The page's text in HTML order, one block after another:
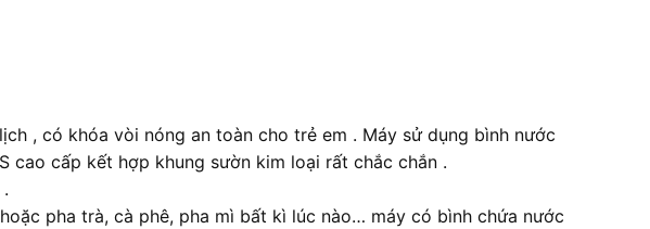
, có khóa vòi nóng an toàn cho trẻ em . Máy sử dụng bình nước
cao cấp kết hợp khung sườn kim loại rất chắc chắn .
pha trà, cà phê, pha mì bất kì lúc nào… máy có bình chứa nước